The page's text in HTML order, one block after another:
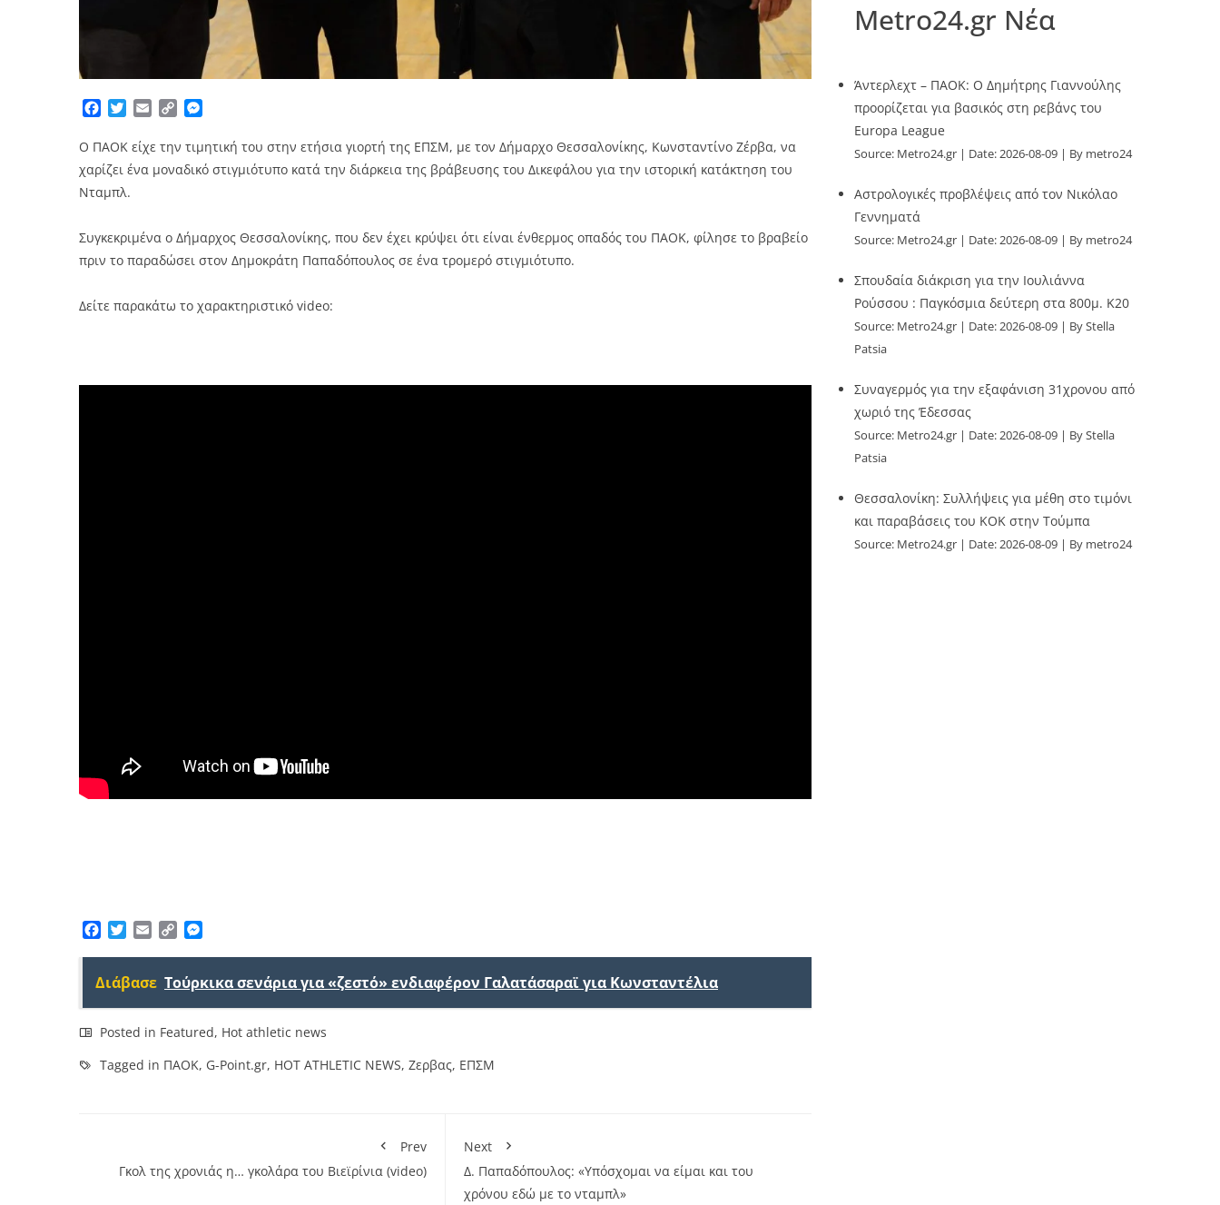
Facebook
TwitterEmailCopy
Ο ΠΑΟΚ είχε την τιμητική του στην ετήσια γιορτή της ΕΠΣΜ, με τον Δήμαρχο Θεσσαλονίκης, Κωνσταντίνο Ζέρβα, να
χαρίζει ένα μοναδικό στιγμιότυπο κατά την διάρκεια της βράβευσης του Δικεφάλου για την ιστορική κατάκτηση του
Νταμπλ.
Συγκεκριμένα ο Δήμαρχος Θεσσαλονίκης, που δεν έχει κρύψει ότι είναι ένθερμος οπαδός του ΠΑΟΚ, φίλησε το βραβείο
πριν το παραδώσει στον Δημοκράτη Παπαδόπουλος σε ένα τρομερό στιγμιότυπο.
Δείτε παρακάτω το χαρακτηριστικό video:
Facebook
TwitterEmailCopy
Διάβασε Τούρκικα σενάρια για «ζεστό» ενδιαφέρον Γαλατάσαραϊ για Κωνσταντέλια
Posted in Featured, Hot athletic news
Tagged in ΠΑΟΚ, G-Point.gr, HOT ATHLETIC NEWS, Ζερβας, EΠΣΜ
Prev
Γκολ της χρονιάς η… γκολάρα του Βιεϊρίνια (video)
Next
Δ. Παπαδόπουλος: «Υπόσχομαι να είμαι και του
χρόνου εδώ με το νταμπλ»
Metro24.gr Νέα
Άντερλεχτ – ΠΑΟΚ: Ο Δημήτρης Γιαννούλης
προορίζεται για βασικός στη ρεβάνς του
Europa League
Source: Metro24.gr Date: 2026-08-09 By metro24
Αστρολογικές προβλέψεις από τον Νικόλαο
Γεννηματά
Source: Metro24.gr Date: 2026-08-09 By metro24
Σπουδαία διάκριση για την Ιουλιάννα
Ρούσσου : Παγκόσμια δεύτερη στα 800μ. Κ20
Source: Metro24.gr Date: 2026-08-09
By Stella
Patsia
Συναγερμός για την εξαφάνιση 31χρονου από
χωριό της Έδεσσας
Source: Metro24.gr Date: 2026-08-09
By Stella
Patsia
Θεσσαλονίκη: Συλλήψεις για μέθη στο τιμόνι
και παραβάσεις του ΚΟΚ στην Τούμπα
Source: Metro24.gr Date: 2026-08-09 By metro24